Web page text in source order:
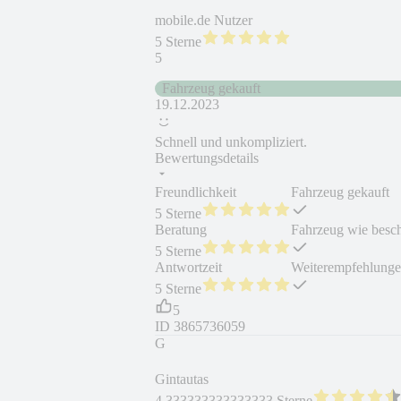
mobile.de Nutzer
5 Sterne
5
Fahrzeug gekauft
19.12.2023
Schnell und unkompliziert.
Bewertungsdetails
Freundlichkeit
5 Sterne
Beratung
5 Sterne
Antwortzeit
5 Sterne
Fahrzeug gekauft
Fahrzeug wie
5
ID 3865736059
G
Gintautas